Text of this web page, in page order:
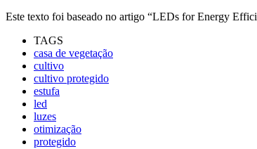
Este texto foi baseado no artigo “LEDs for Energy
TAGS
casa de vegetação
cultivo
cultivo protegido
estufa
led
luzes
otimização
protegido